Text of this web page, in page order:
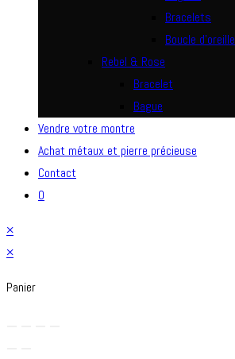
Bracelets
Boucle d’oreille
Rebel & Rose
Bracelet
Bague
Vendre votre montre
Achat métaux et pierre précieuse
Contact
0
×
×
Panier